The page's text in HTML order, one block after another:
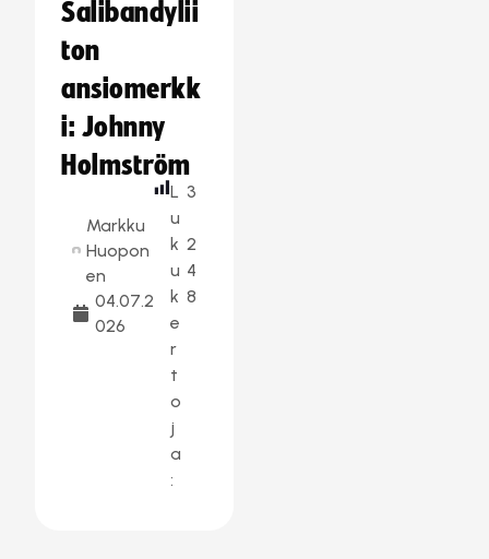
Salibandylii
ton
ansiomerkk
i: Johnny
Holmström
Markku
Huopon
en
04.07.2
026
L
u
k
u
k
e
r
t
o
j
a
:
3
2
4
8